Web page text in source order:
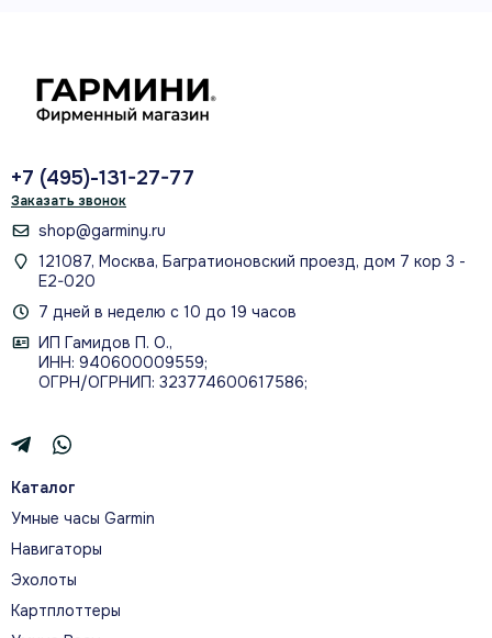
Тренировка
30 часов
+7 (495)-131-27-77
Заказать звонок
shop@garminy.ru
121087, Москва, Багратионовский проезд, дом 7 кор 3 -
Е2-020
7 дней в неделю с 10 до 19 часов
ИП Гамидов П. О.,
ИНН: 940600009559;
ОГРН/ОГРНИП: 323774600617586;
Каталог
Умные часы Garmin
Навигаторы
Эхолоты
Картплоттеры